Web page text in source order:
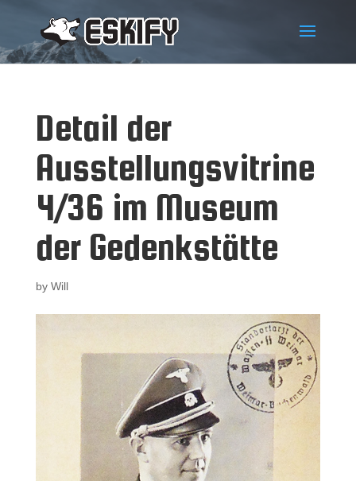
Detail der
Ausstellungsvitrine
4/36 im Museum
der Gedenkstätte
by Will